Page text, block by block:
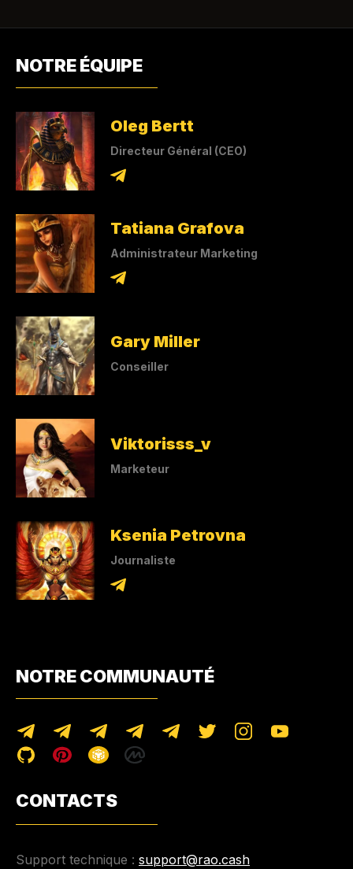
NOTRE ÉQUIPE
Oleg Bertt
Directeur Général (CEO)
Tatiana Grafova
Administrateur Marketing
Gary Miller
Conseiller
Viktorisss_v
Marketeur
Ksenia Petrovna
Journaliste
NOTRE COMMUNAUTÉ
CONTACTS
Support technique : support@rao.cash